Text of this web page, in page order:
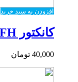
افزودن به سبد خرید
کانکتور 1.25MM FH سیمدار 5 پین
40,000 تومان